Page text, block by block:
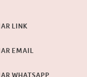
LINK
EMAIL
WHATSAPP